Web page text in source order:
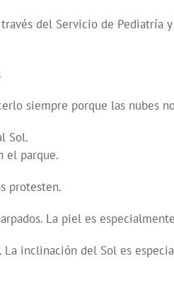
del Servicio de
siempre porque las nubes
Sol.
el parque.
protesten.
La piel es
inclinación del Sol es